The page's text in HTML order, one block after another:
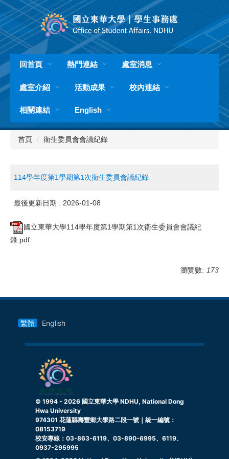
跳
到
主
要
內
容
區
回首頁 熱門連結 處室消息
處室介紹 活動成果 校內連結
相關連結 English
首頁 衛生委員會會議紀錄
114學年度第1學期第1次衛生委員會議紀錄
最後更新日期 : 2026-01-08
國立東華大學114學年度第1學期第1次衛生委員會會議紀
錄.pdf
瀏覽數: 173
繁體 English
© 1994 - 2026 國立東華大學 NDHU, National Dong
Hwa University
974301 花蓮縣壽豐鄉大學路二段一號｜統一編號：
08153719
校安專線：03-863-6119、03-890-6995、6119、
0937-295995